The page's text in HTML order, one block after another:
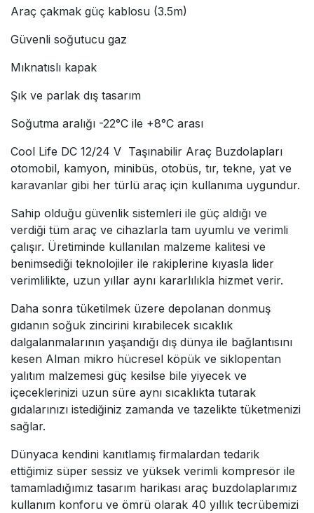
Araç çakmak güç kablosu (3.5m)
Güvenli soğutucu gaz
Mıknatıslı kapak
Şık ve parlak dış tasarım
Soğutma aralığı -22°C ile +8°C arası
Cool Life DC 12/24 V Taşınabilir Araç Buzdolapları
otomobil, kamyon, minibüs, otobüs, tır, tekne, yat ve
karavanlar gibi her türlü araç için kullanıma uygundur.
Sahip olduğu güvenlik sistemleri ile güç aldığı ve
verdiği tüm araç ve cihazlarla tam uyumlu ve verimli
çalışır. Üretiminde kullanılan malzeme kalitesi ve
benimsediği teknolojiler ile rakiplerine kıyasla lider
verimlilikte, uzun yıllar aynı kararlılıkla hizmet verir.
Daha sonra tüketilmek üzere depolanan donmuş
gıdanın soğuk zincirini kırabilecek sıcaklık
dalgalanmalarının yaşandığı dış dünya ile bağlantısını
kesen Alman mikro hücresel köpük ve siklopentan
yalıtım malzemesi güç kesilse bile yiyecek ve
içeceklerinizi uzun süre aynı sıcaklıkta tutarak
gıdalarınızı istediğiniz zamanda ve tazelikte tüketmenizi
sağlar.
Dünyaca kendini kanıtlamış firmalardan tedarik
ettiğimiz süper sessiz ve yüksek verimli kompresör ile
tamamladığımız tasarım harikası araç buzdolaplarımız
kullanım konforu ve ömrü olarak 40 yıllık tecrübemizi